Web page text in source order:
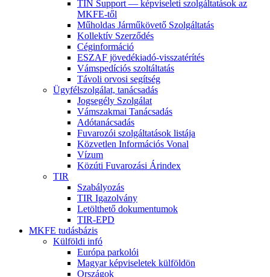
TIN Support — képviseleti szolgáltatások az
MKFE-től
Műholdas Járműkövető Szolgáltatás
Kollektív Szerződés
Céginformáció
ESZAF jövedékiadó-visszatérítés
Vámspedíciós szoltáltatás
Távoli orvosi segítség
Ügyfélszolgálat, tanácsadás
Jogsegély Szolgálat
Vámszakmai Tanácsadás
Adótanácsadás
Fuvarozói szolgáltatások listája
Közvetlen Információs Vonal
Vízum
Közúti Fuvarozási Árindex
TIR
Szabályozás
TIR Igazolvány
Letölthető dokumentumok
TIR-EPD
MKFE tudásbázis
Külföldi infó
Európa parkolói
Magyar képviseletek külföldön
Országok